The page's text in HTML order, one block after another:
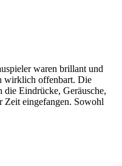
waren brillant und
wirklich offenbart. Die
die Eindrücke, Geräusche,
Zeit eingefangen. Sowohl